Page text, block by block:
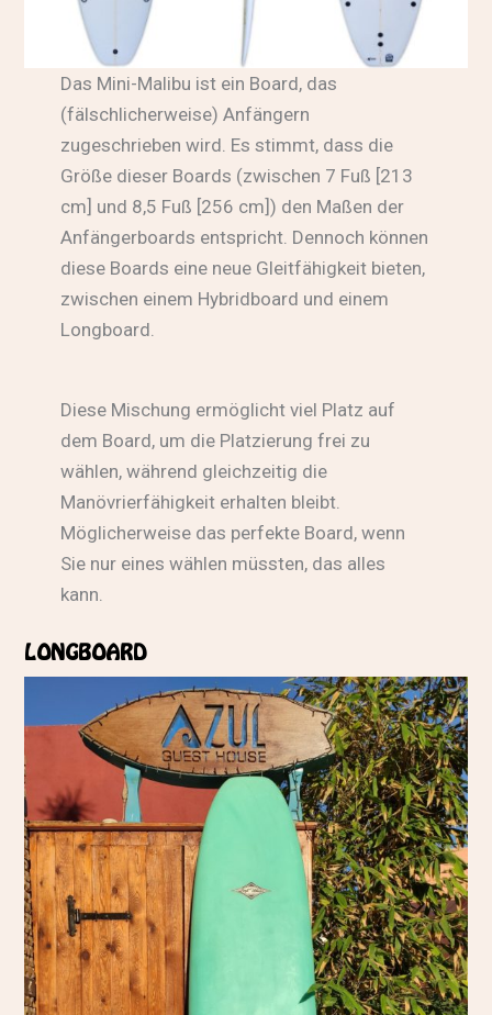
Das Mini-Malibu ist ein Board, das
(fälschlicherweise) Anfängern
zugeschrieben wird. Es stimmt, dass die
Größe dieser Boards (zwischen 7 Fuß [213
cm] und 8,5 Fuß [256 cm]) den Maßen der
Anfängerboards entspricht. Dennoch können
diese Boards eine neue Gleitfähigkeit bieten,
zwischen einem Hybridboard und einem
Longboard.
Diese Mischung ermöglicht viel Platz auf
dem Board, um die Platzierung frei zu
wählen, während gleichzeitig die
Manövrierfähigkeit erhalten bleibt.
Möglicherweise das perfekte Board, wenn
Sie nur eines wählen müssten, das alles
kann.
LONGBOARD